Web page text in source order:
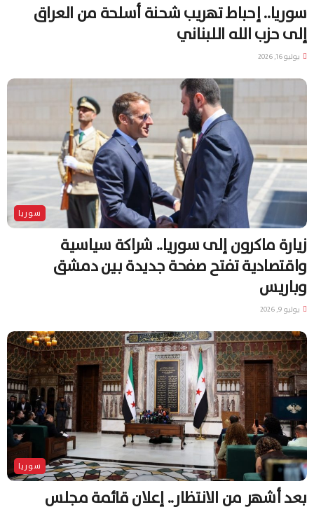
سوريا.. إحباط تهريب شحنة أسلحة من العراق
إلى حزب الله اللبناني
يوليو 16, 2026
سوريا
زيارة ماكرون إلى سوريا.. شراكة سياسية
واقتصادية تفتح صفحة جديدة بين دمشق
وباريس
يوليو 9, 2026
سوريا
بعد أشهر من الانتظار.. إعلان قائمة مجلس